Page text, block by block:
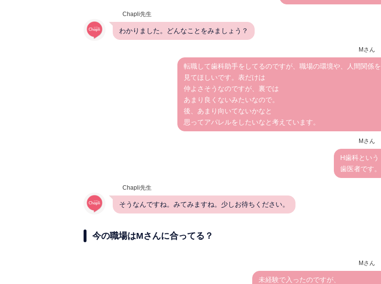
Chapli先生
わかりました。どんなことをみましょう？
Mさん
転職して歯科助手をしてるのですが、職場の環境や、人間関係を
見てほしいです。表だけは
仲よさそうなのですが、裏では
あまり良くないみたいなので。
後、あまり向いてないかなと
思ってアパレルをしたいなと考えています。
Mさん
H歯科という
歯医者です。
Chapli先生
そうなんですね。みてみますね。少しお待ちください。
今の職場はMさんに合ってる？
Mさん
未経験で入ったのですが、